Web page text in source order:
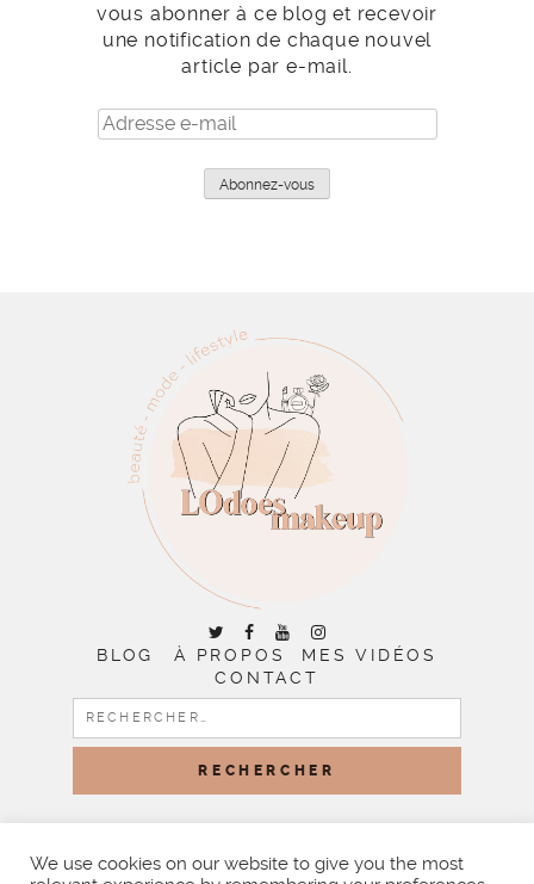
vous abonner à ce blog et recevoir
une notification de chaque nouvel
article par e-mail.
Adresse
e-
Abonnez-vous
BLOG À PROPOS
MES VIDÉOS
CONTACT
RECHERCHER :
BY LITTLE THEME SHOP
We use cookies on our website to give you the most